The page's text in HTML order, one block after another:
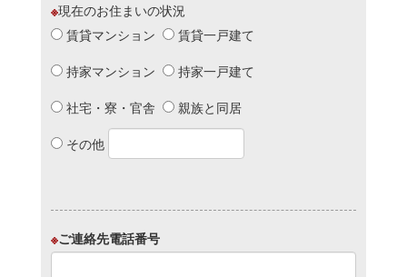
※現在のお住まいの状況
賃貸マンション
賃貸一戸建て
持家マンション
持家一戸建て
社宅・寮・官舎
親族と同居
その他
※ご連絡先電話番号